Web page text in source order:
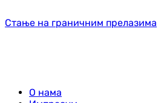
Стање на граничним прелазима
О нама